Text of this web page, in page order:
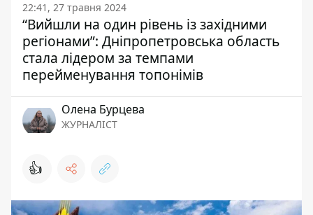
22:41, 27 травня 2024
“Вийшли на один рівень із західними
регіонами”: Дніпропетровська область
стала лідером за темпами
перейменування топонімів
Олена Бурцева
ЖУРНАЛІСТ
👍